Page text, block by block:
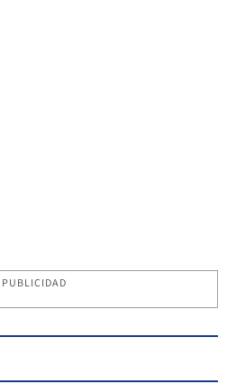
PUBLICIDAD